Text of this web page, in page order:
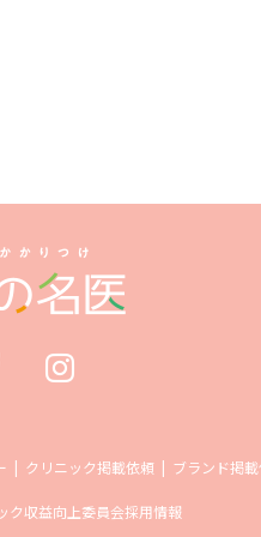
クリニック掲載依頼 ブランド掲
ク収益向上委員会採用情報